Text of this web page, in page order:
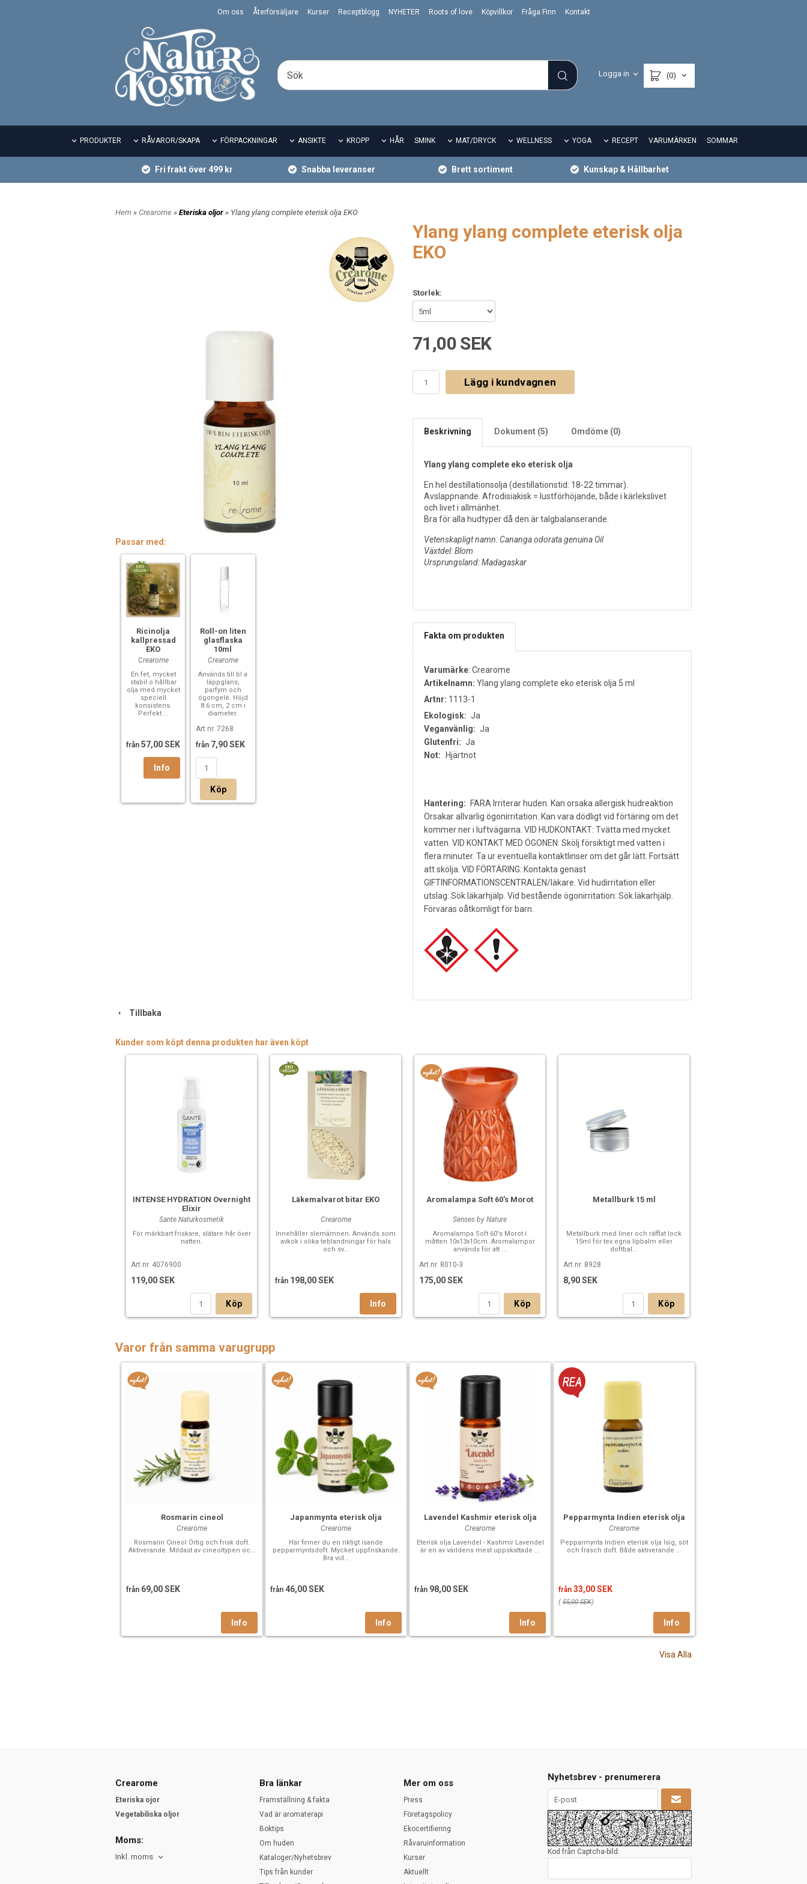
Om oss Återförsäljare Kurser Receptblogg NYHETER Roots of love Köpvillkor Fråga Finn Kontakt
Logga in (0)
PRODUKTER RÅVAROR/SKAPA FÖRPACKNINGAR ANSIKTE KROPP HÅR SMINK MAT/DRYCK WELLNESS YOGA RECEPT VARUMÄRKEN SOMMAR
Fri frakt över 499 kr Snabba leveranser Brett sortiment Kunskap & Hållbarhet
Hem » Crearome » Eteriska oljor » Ylang ylang complete eterisk olja EKO
Passar med:
Ricinolja
kallpressad
EKO
Crearome
En fet, mycket
stabil o hållbar
olja med mycket
speciell
konsistens.
Perfekt ...
från 57,00 SEK
Roll-on liten
glasflaska
10ml
Crearome
Används till bl a
läppglans,
parfym och
ögongelé. Höjd
8.6 cm, 2 cm i
diameter.
Art nr. 7268
från 7,90 SEK
Köp
Ylang ylang complete eterisk olja
EKO
Storlek:
71,00 SEK
Lägg i kundvagnen
Beskrivning Dokument (5) Omdöme (0)
Ylang ylang complete eko eterisk olja
En hel destillationsolja (destillationstid: 18-22 timmar).
Avslappnande. Afrodisiakisk = lustförhöjande, både i kärlekslivet
och livet i allmänhet.
Bra för alla hudtyper då den är talgbalanserande.
Vetenskapligt namn: Cananga odorata genuina Oil
Växtdel: Blom
Ursprungsland: Madagaskar
Fakta om produkten
Varumärke: Crearome
Artikelnamn: Ylang ylang complete eko eterisk olja 5 ml
Artnr: 1113-1
Ekologisk: Ja
Veganvänlig: Ja
Glutenfri: Ja
Not:
Hjärtnot
Hantering:
FARA Irriterar huden. Kan orsaka allergisk hudreaktion
Orsakar allvarlig ögonirritation. Kan vara dödligt vid förtäring om det
kommer ner i luftvägarna. VID HUDKONTAKT: Tvätta med mycket
vatten. VID KONTAKT MED ÖGONEN: Skölj försiktigt med vatten i
flera minuter. Ta ur eventuella kontaktlinser om det går lätt. Fortsätt
att skölja. VID FÖRTÄRING: Kontakta genast
GIFTINFORMATIONSCENTRALEN/läkare. Vid hudirritation eller
utslag: Sök läkarhjälp. Vid bestående ögonirritation: Sök läkarhjälp.
Förvaras oåtkomligt för barn.
Tillbaka
Kunder som köpt denna produkten har även köpt
INTENSE HYDRATION Overnight
Elixir
Sante Naturkosmetik
För märkbart friskare, slätare hår över
natten.
Art nr. 4076900
119,00 SEK
Köp
Läkemalvarot bitar EKO
Crearome
Innehåller slemämnen. Används som
avkok i olika teblandningar för hals
och sv...
från 198,00 SEK
Aromalampa Soft 60's Morot
Senses by Nature
Aromalampa Soft 60's Morot i
måtten 10x13x10cm. Aromalampor
används för att ...
Art nr. 8010-3
175,00 SEK
Köp
Metallburk 15 ml
Metallburk med liner och räfflat lock
15ml för tex egna lipbalm eller
doftbal...
Art nr. 8928
8,90 SEK
Köp
Varor från samma varugrupp
Rosmarin cineol
Crearome
Rosmarin Cineol Örtig och frisk doft.
Aktiverande. Mildast av cineoltypen oc...
från 69,00 SEK
Japanmynta eterisk olja
Crearome
Här finner du en riktigt isande
pepparmyntsdoft. Mycket uppfriskande.
Bra vid...
från 46,00 SEK
Lavendel Kashmir eterisk olja
Crearome
Eterisk olja Lavendel - Kashmir Lavendel
är en av världens mest uppskattade ...
från 98,00 SEK
Pepparmynta Indien eterisk olja
Crearome
Pepparmynta Indien eterisk olja Isig, söt
och fräsch doft. Både aktiverande ...
från 33,00 SEK
( 55,00 SEK)
Visa Alla
Crearome
Eteriska ojor
Vegetabiliska oljor
Moms:
Inkl. moms
Bra länkar
Framställning & fakta
Vad är aromaterapi
Boktips
Om huden
Kataloger/Nyhetsbrev
Tips från kunder
Mer om oss
Press
Företagspolicy
Ekocertifiering
Råvaruinformation
Kurser
Aktuellt
Nyhetsbrev - prenumerera
Kod från Captcha-bild: